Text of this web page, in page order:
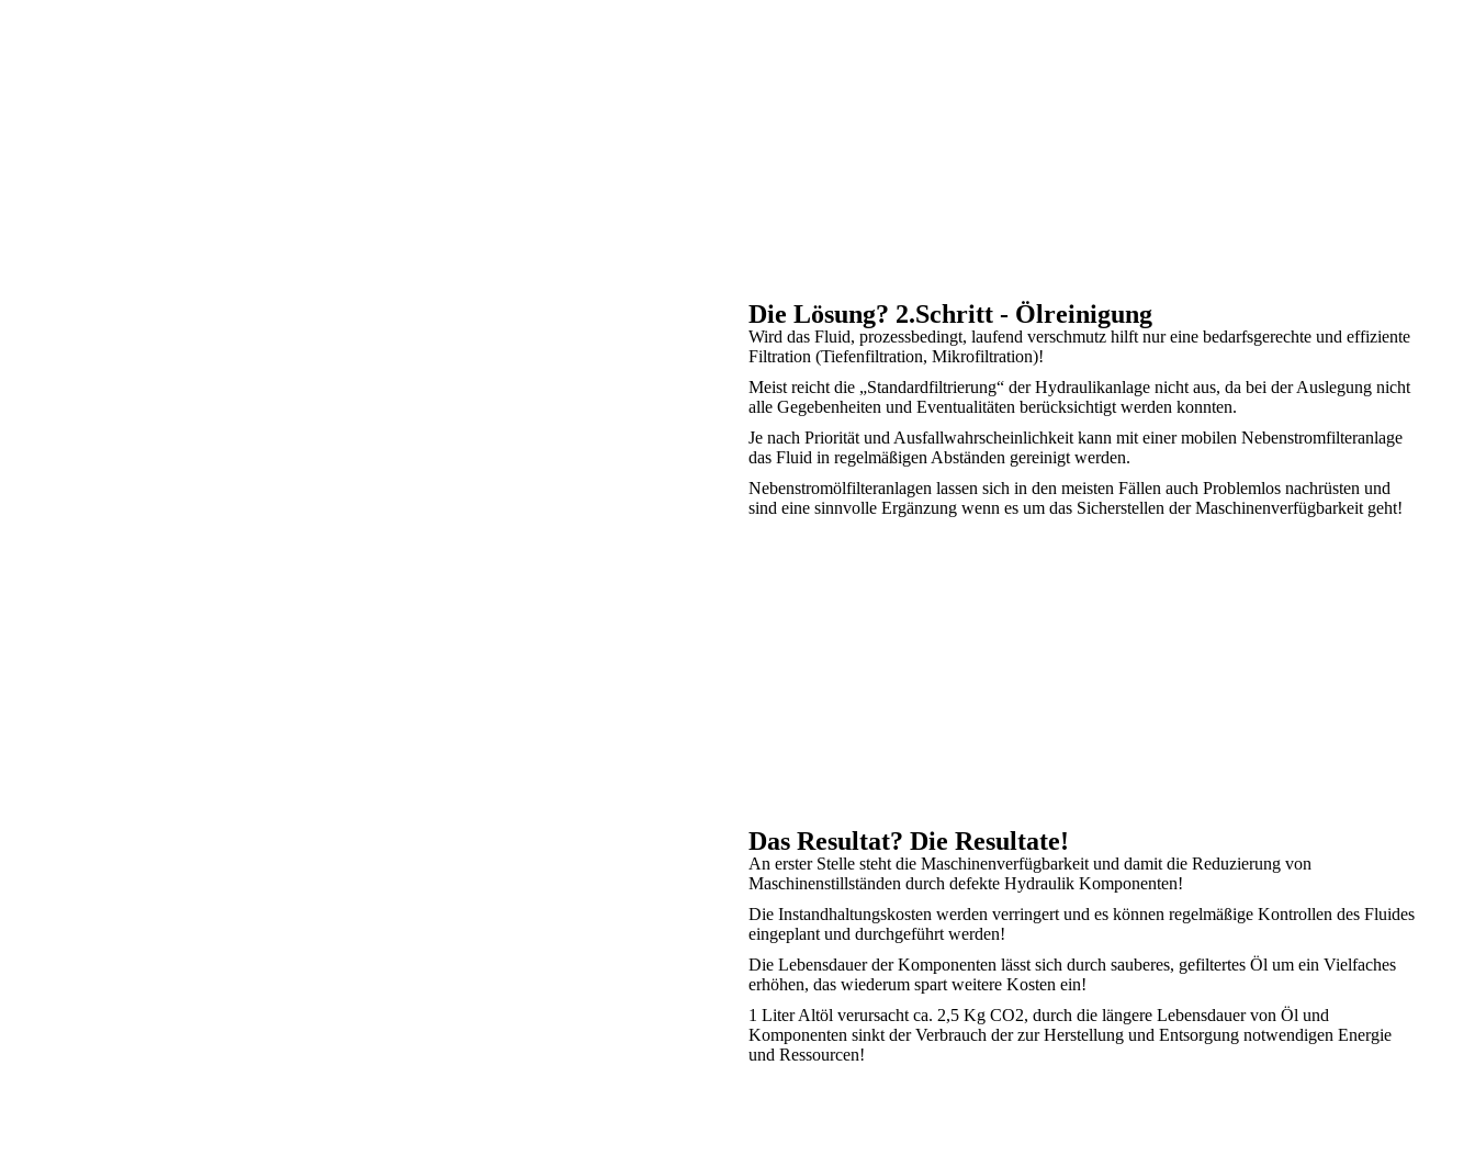
Die Lösung? 2.Schritt - Ölreinigung
Wird das Fluid, prozessbedingt, laufend verschmutz hilft nur eine bedarfsgerechte und effiziente
Filtration (Tiefenfiltration, Mikrofiltration)!
Meist reicht die „Standardfiltrierung“ der Hydraulikanlage nicht aus, da bei der Auslegung nicht
alle Gegebenheiten und Eventualitäten berücksichtigt werden konnten.
Je nach Priorität und Ausfallwahrscheinlichkeit kann mit einer mobilen Nebenstromfilteranlage
das Fluid in regelmäßigen Abständen gereinigt werden.
Nebenstromölfilteranlagen lassen sich in den meisten Fällen auch Problemlos nachrüsten und
sind eine sinnvolle Ergänzung wenn es um das Sicherstellen der Maschinenverfügbarkeit geht!
Das Resultat? Die Resultate!
An erster Stelle steht die Maschinenverfügbarkeit und damit die Reduzierung von
Maschinenstillständen durch defekte Hydraulik Komponenten!
Die Instandhaltungskosten werden verringert und es können regelmäßige Kontrollen des Fluides
eingeplant und durchgeführt werden!
Die Lebensdauer der Komponenten lässt sich durch sauberes, gefiltertes Öl um ein Vielfaches
erhöhen, das wiederum spart weitere Kosten ein!
1 Liter Altöl verursacht ca. 2,5 Kg CO2, durch die längere Lebensdauer von Öl und
Komponenten sinkt der Verbrauch der zur Herstellung und Entsorgung notwendigen Energie
und Ressourcen!